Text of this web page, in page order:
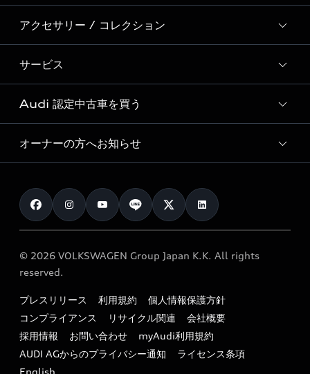
Audi Sport
Formula 1®
デジタルサービス
新車在庫検索
試乗車・展示車検索
見積り依頼
試乗予約
モデル一覧
特別仕様モデル / 限定モデル
e-tronラインアップ
価格シミュレーション
車両比較
カタログ一覧
アクセサリー / コレクション
純正アクセサリー
オンラインショップ
Audi collection
アウディナビアプリ
サービス
サービス入庫予約
サービスプログラム
メンテナンス
車検 / 定期点検
e-tronアフターサポート
myAudi
Audi 認定中古車を買う
Audi認定中古車
クオリティ
保証
メンテナンス
ファイナンス
キャンペーン / イベント
買取査定
オーナーの方へお知らせ
お知らせ
オーナー様向けキャンペーン
特定整備適用車一覧
リサイクル法
よくある質問（FAQ）
© 2026 VOLKSWAGEN Group Japan K.K. All rights
reserved.
プレスリリース 利用規約
個人情報保護方針
コンプライアンス
リサイクル関連
会社概要
採用情報
お問い合わせ
myAudi利用規約
AUDI AGからのプライバシー通知
ライセンス条項
English